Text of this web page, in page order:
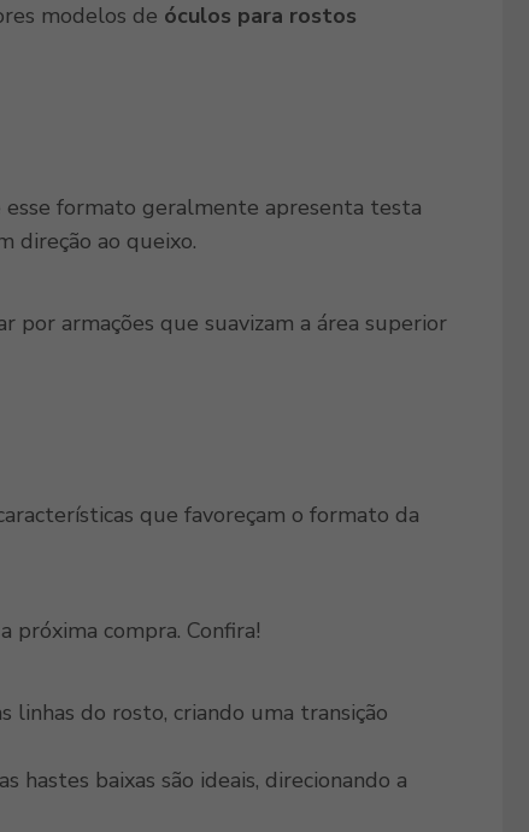
modelos de óculos para rostos
formato geralmente apresenta testa
direção ao queixo.
por armações que suavizam a área superior
que favoreçam o formato da
próxima compra. Confira!
linhas do rosto, criando uma transição
hastes baixas são ideais, direcionando a